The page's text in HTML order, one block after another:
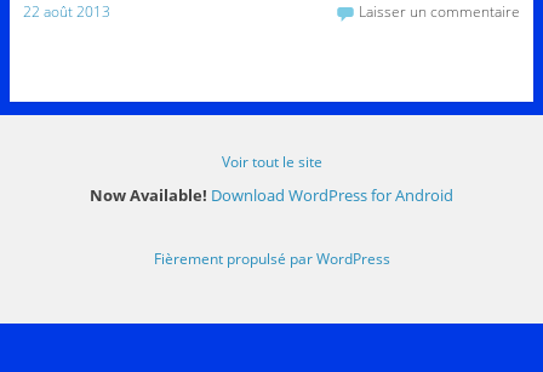
22 août 2013 Laisser un commentaire
Voir tout le site
Now Available! Download WordPress for Android
Fièrement propulsé par WordPress